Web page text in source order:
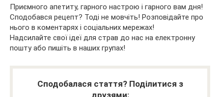
Приємного апетиту, гарного настрою і гарного вам дня!
Сподобався рецепт? Тоді не мовчіть! Розповідайте про
нього в коментарях і соціальних мережах!
Надсилайте свої ідеї для страв до нас на електронну
пошту або пишіть в наших групах!
Сподобалася стаття? Поділитися з
друзями: